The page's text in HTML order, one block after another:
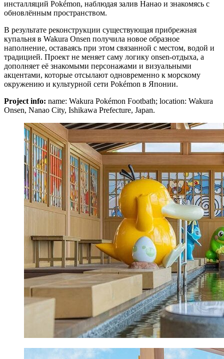
инсталляций Pokémon, наблюдая залив Нанао и знакомясь с
обновлённым пространством.
В результате реконструкции существующая прибрежная
купальня в Wakura Onsen получила новое образное
наполнение, оставаясь при этом связанной с местом, водой и
традицией. Проект не меняет саму логику onsen-отдыха, а
дополняет её знакомыми персонажами и визуальными
акцентами, которые отсылают одновременно к морскому
окружению и культурной сети Pokémon в Японии.
Project info: name: Wakura Pokémon Footbath; location: Wakura
Onsen, Nanao City, Ishikawa Prefecture, Japan.